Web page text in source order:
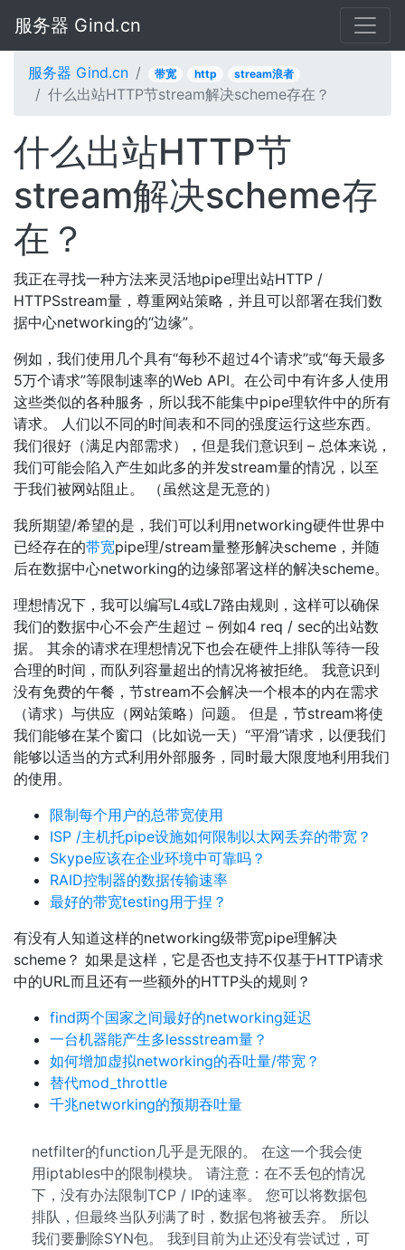
服务器 Gind.cn
服务器 Gind.cn 带宽 http stream浪者
什么出站HTTP节stream解决scheme存在？
什么出站HTTP节
stream解决scheme存
在？
我正在寻找一种方法来灵活地pipe理出站HTTP /
HTTPSstream量，尊重网站策略，并且可以部署在我们数
据中心networking的“边缘”。
例如，我们使用几个具有“每秒不超过4个请求”或“每天最多
5万个请求”等限制速率的Web API。在公司中有许多人使用
这些类似的各种服务，所以我不能集中pipe理软件中的所有
请求。 人们以不同的时间表和不同的强度运行这些东西。
我们很好（满足内部需求），但是我们意识到 – 总体来说，
我们可能会陷入产生如此多的并发stream量的情况，以至
于我们被网站阻止。 （虽然这是无意的）
我所期望/希望的是，我们可以利用networking硬件世界中
已经存在的带宽pipe理/stream量整形解决scheme，并随
后在数据中心networking的边缘部署这样的解决scheme。
理想情况下，我可以编写L4或L7路由规则，这样可以确保
我们的数据中心不会产生超过 – 例如4 req / sec的出站数
据。 其余的请求在理想情况下也会在硬件上排队等待一段
合理的时间，而队列容量超出的情况将被拒绝。 我意识到
没有免费的午餐，节stream不会解决一个根本的内在需求
（请求）与供应（网站策略）问题。 但是，节stream将使
我们能够在某个窗口（比如说一天）“平滑”请求，以便我们
能够以适当的方式利用外部服务，同时最大限度地利用我们
的使用。
限制每个用户的总带宽使用
ISP /主机托pipe设施如何限制以太网丢弃的带宽？
Skype应该在企业环境中可靠吗？
RAID控制器的数据传输速率
最好的带宽testing用于捏？
有没有人知道这样的networking级带宽pipe理解决
scheme？ 如果是这样，它是否也支持不仅基于HTTP请求
中的URL而且还有一些额外的HTTP头的规则？
find两个国家之间最好的networking延迟
一台机器能产生多lessstream量？
如何增加虚拟networking的吞吐量/带宽？
替代mod_throttle
千兆networking的预期吞吐量
netfilter的function几乎是无限的。 在这一个我会使
用iptables中的限制模块。 请注意：在不丢包的情况
下，没有办法限制TCP / IP的速率。 您可以将数据包
排队，但最终当队列满了时，数据包将被丢弃。 所以
我们要删除SYN包。 我到目前为止还没有尝试过，可